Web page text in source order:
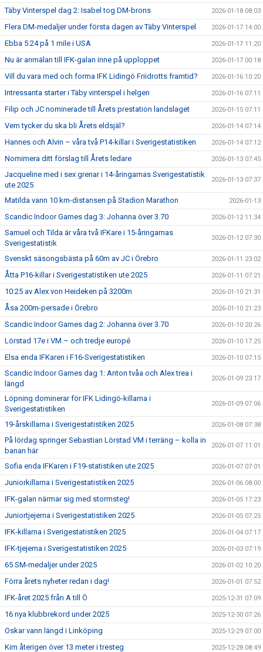
Täby Vinterspel dag 2: Isabel tog DM-brons 2026-01-18 08:03
Flera DM-medaljer under första dagen av Täby Vinterspel 2026-01-17 14:00
Ebba 5:24 på 1 mile i USA 2026-01-17 11:20
Nu är anmälan till IFK-galan inne på upploppet 2026-01-17 00:18
Vill du vara med och forma IFK Lidingö Friidrotts framtid? 2026-01-16 10:20
Intressanta starter i Täby vinterspel i helgen 2026-01-16 07:11
Filip och JC nominerade till Årets prestation landslaget 2026-01-15 07:11
Vem tycker du ska bli Årets eldsjäl? 2026-01-14 07:14
Hannes och Alvin – våra två P14-killar i Sverigestatistiken 2026-01-14 07:12
Nomimera ditt förslag till Årets ledare 2026-01-13 07:45
Jacqueline med i sex grenar i 14-åringarnas Sverigestatistik
ute 2025
2026-01-13 07:37
Matilda vann 10 km-distansen på Stadion Marathon 2026-01-13
Scandic Indoor Games dag 3: Johanna över 3.70 2026-01-12 11:34
Samuel och Tilda är våra två IFKare i 15-åringarnas
Sverigestatistik
2026-01-12 07:30
Svenskt säsongsbästa på 60m av JC i Örebro 2026-01-11 23:02
Åtta P16-killar i Sverigestatistiken ute 2025 2026-01-11 07:21
10:25 av Alex von Heideken på 3200m 2026-01-10 21:31
Åsa 200m-persade i Örebro 2026-01-10 21:23
Scandic Indoor Games dag 2: Johanna över 3.70 2026-01-10 20:26
Lörstad 17e i VM – och tredje europé 2026-01-10 17:25
Elsa enda IFKaren i F16-Sverigestatistiken 2026-01-10 07:15
Scandic Indoor Games dag 1: Anton tvåa och Alex trea i
längd
2026-01-09 23:17
Löpning dominerar för IFK Lidingö-killarna i
Sverigestatistiken
2026-01-09 07:06
19-årskillarna i Sverigestatistiken 2025 2026-01-08 07:38
På lördag springer Sebastian Lörstad VM i terräng – kolla in
banan här
2026-01-07 11:01
Sofia enda IFKaren i F19-statistiken ute 2025 2026-01-07 07:01
Juniorkillarna i Sverigestatistiken 2025 2026-01-06 08:00
IFK-galan närmar sig med stormsteg! 2026-01-05 17:23
Juniortjejerna i Sverigestatistiken 2025 2026-01-05 07:25
IFK-killarna i Sverigestatistiken 2025 2026-01-04 07:17
IFK-tjejerna i Sverigestatistiken 2025 2026-01-03 07:19
65 SM-medaljer under 2025 2026-01-02 10:20
Förra årets nyheter redan i dag! 2026-01-01 07:52
IFK-året 2025 från A till Ö 2025-12-31 07:09
16 nya klubbrekord under 2025 2025-12-30 07:26
Oskar vann längd i Linköping 2025-12-29 07:00
Kim återigen över 13 meter i tresteg 2025-12-28 08:49